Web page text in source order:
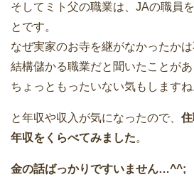
そしてミト父の職業は、 JAの職員
とです。
なぜ実家のお寺を継がなかったか
結構儲かる職業だと聞いたことがあ
ちょっともったいない気もしますね
と年収や収入が気になったので、
年収をくらべてみました。
金の話ばっかりですいません…^^;